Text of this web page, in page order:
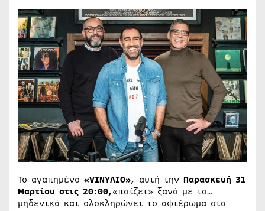
Το αγαπημένο «VINYΛΙΟ», αυτή την Παρασκευή 31
Μαρτίου στις 20:00,«παίζει» ξανά με τα…
μηδενικά και ολοκληρώνει το αφιέρωμα στα